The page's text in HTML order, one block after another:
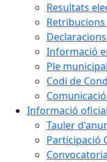
Resultats
Informació
Ple municipal
Codi de
Informació oficial
Tauler
Participació